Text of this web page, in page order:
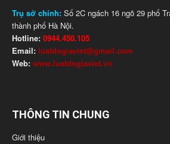
Trụ sở chính: Số 2C ngách 16 ngõ 29 phố
thành phố Hà Nội.
Hotline: 0944.450.105
Email: luatdogiaviet@gmail.com
Web: www.luatdogiaviet.vn
THÔNG TIN CHUNG
Giới thiệu